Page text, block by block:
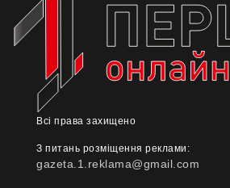
Всі права захищено
З питань розміщення реклами:
gazeta.1.reklama@gmail.com